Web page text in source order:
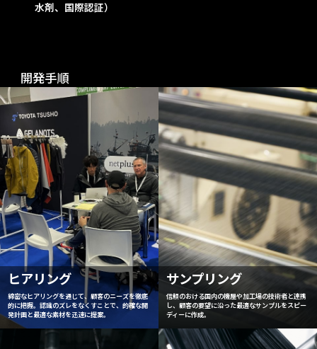
水剤、国際認証）
開発手順
ヒアリング
綿密なヒアリングを通じて、顧客のニーズを徹底
的に把握。認識のズレをなくすことで、的確な開
発計画と最適な素材を迅速に提案。
サンプリング
信頼のおける国内の機屋や加工場の技術者と連携
し、顧客の要望に沿った最適なサンプルをスピー
ディーに作成。